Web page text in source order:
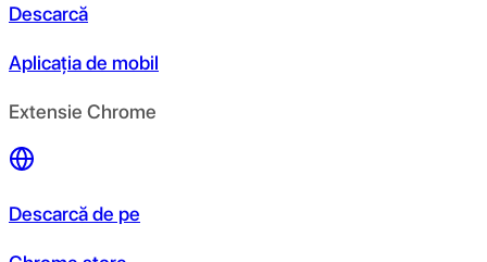
Descarcă
Aplicația de mobil
Extensie Chrome
Descarcă de pe